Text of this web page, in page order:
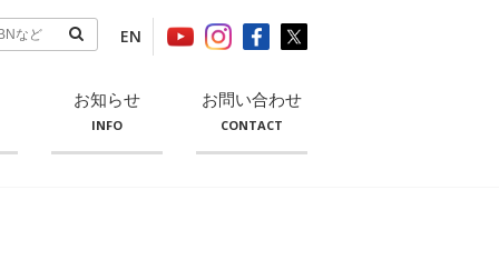
EN
お知らせ
INFO
お問い合わせ
CONTACT